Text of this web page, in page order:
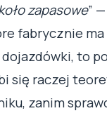
zapasowe”
fabrycznie
to
się raczej
zanim